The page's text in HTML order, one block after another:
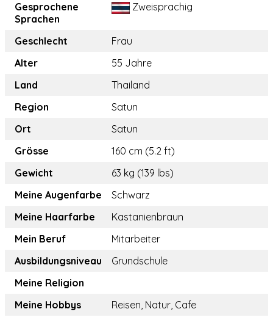
Gesprochene
Sprachen
Zweisprachig
Geschlecht
Frau
Alter
55 Jahre
Land
Thailand
Region
Satun
Ort
Satun
Grösse
160 cm (5.2 ft)
Gewicht
63 kg (139 lbs)
Meine Augenfarbe
Schwarz
Meine Haarfarbe
Kastanienbraun
Mein Beruf
Mitarbeiter
Ausbildungsniveau
Grundschule
Meine Religion
Meine Hobbys
Reisen, Natur, Cafe